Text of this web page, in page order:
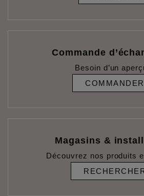
Commande
Besoin d’un
COMMANDER
Magasins &
Découvrez nos produits